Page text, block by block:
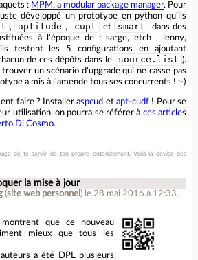
: MPM, a modular package manager. Pour
développé un prototype en python qu'ils
, aptitude , cupt et smart
dans des
à l'époque de : sarge, etch , lenny,
testent les 5 configurations en ajoutant
de ces dépôts dans le
source.list ).
un scénario d'upgrade qui ne casse pas
a mis à l'amende tous ses concurrents ! :-)
faire ? Installeraspcud etapt-cudf ! Pour se
utilisation, on pourra se référer à ces articles
Di Cosmo.
de te servir de ton propre entendement. Voilà la devise des
la mise à jour
(site web personnel ) le 28 mai 2016 à 12:33.
que ce nouveau
mieux que tous les
a été DPL plusieurs